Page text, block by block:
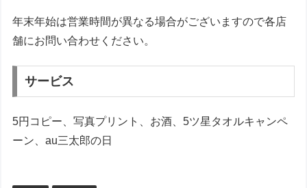
年末年始は営業時間が異なる場合がございますので各店
舗にお問い合わせください。
サービス
5円コピー、写真プリント、お酒、5ツ星タオルキャンペ
ーン、au三太郎の日